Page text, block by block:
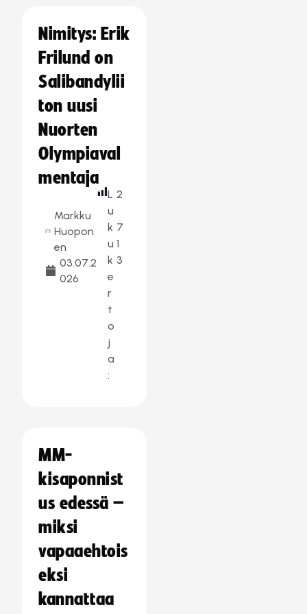
Nimitys: Erik
Frilund on
Salibandylii
ton uusi
Nuorten
Olympiaval
mentaja
Markku
Huopon
en
03.07.2
026
L
u
k
u
k
e
r
t
o
j
a
:
2
7
1
3
MM-
kisaponnist
us edessä –
miksi
vapaaehtois
eksi
kannattaa